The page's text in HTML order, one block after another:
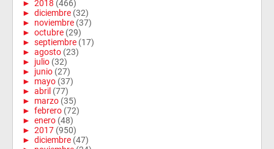
► 2018 (466)
► diciembre (32)
► noviembre (37)
► octubre (29)
► septiembre (17)
► agosto (23)
► julio (32)
► junio (27)
► mayo (37)
► abril (77)
► marzo (35)
► febrero (72)
► enero (48)
► 2017 (950)
► diciembre (47)